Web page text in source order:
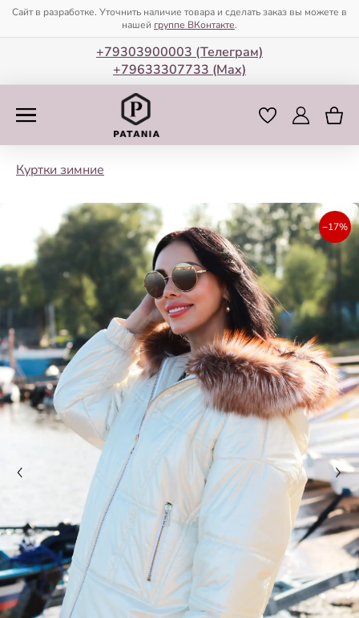
Сайт в разработке. Уточнить наличие товара и сделать заказ вы можете в
нашей группе ВКонтакте.
+79303900003 (Телеграм)
+79633307733 (Мax)
Куртки зимние
−17%